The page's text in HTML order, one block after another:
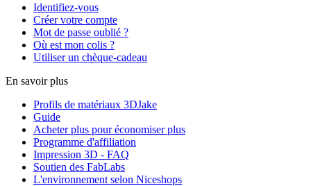
Identifiez-vous
Créer votre compte
Mot de passe oublié ?
Où est mon colis ?
Utiliser un chèque-cadeau
En savoir plus
Profils de matériaux 3DJake
Guide
Acheter plus pour économiser plus
Programme d'affiliation
Impression 3D - FAQ
Soutien des FabLabs
L'environnement selon Niceshops